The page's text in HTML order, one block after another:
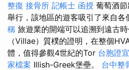
整復 接骨所 記帳士 函授 葡萄酒
舉行，該地區的遊客吸引了來自各
稱 旅遊業的開端可以追溯到遠古
（Villae）質樸的證明，在整個
體，值得參觀4世紀的Tor 台胞證
家檔案 Illish-Greek堡壘。 台中整